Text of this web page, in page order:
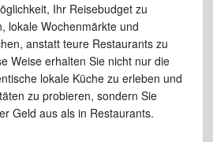
Ihr Reisebudget zu
lokale Wochenmärkte und
anstatt teure Restaurants zu
Weise erhalten Sie nicht nur die
lokale Küche zu erleben und
zu probieren, sondern Sie
Geld aus als in Restaurants.